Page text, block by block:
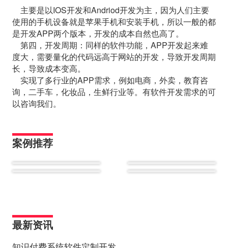
主要是以IOS开发和Andriod开发为主，因为人们主要
使用的手机设备就是苹果手机和安装手机，所以一般的都
是开发APP两个版本，开发的成本自然也高了。
第四，开发周期：同样的软件功能，APP开发起来难
度大，需要量化的代码远高于网站的开发，导致开发周期
长，导致成本变高。
实现了多行业的APP需求，例如电商，外卖，教育咨
询，二手车，化妆品，生鲜行业等。有软件开发需求的可
以咨询我们。
案例推荐
最新资讯